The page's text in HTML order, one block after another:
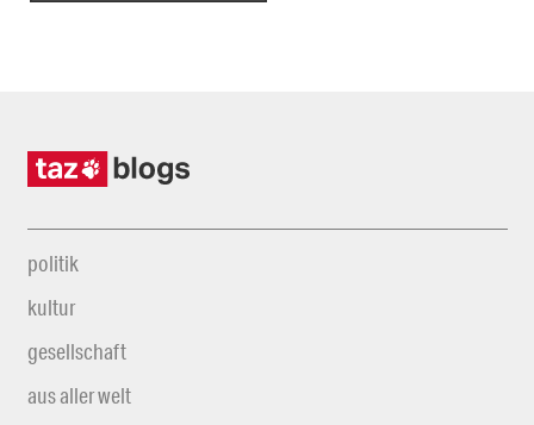
politik
kultur
gesellschaft
aus aller welt